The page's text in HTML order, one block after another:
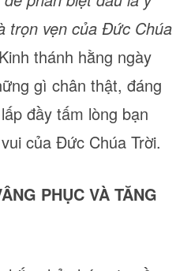
trọn vẹn của Đức Chúa
thánh hằng ngày
gì chân thật, đáng
đầy tấm lòng bạn
của Đức Chúa Trời.
PHỤC VÀ TĂNG